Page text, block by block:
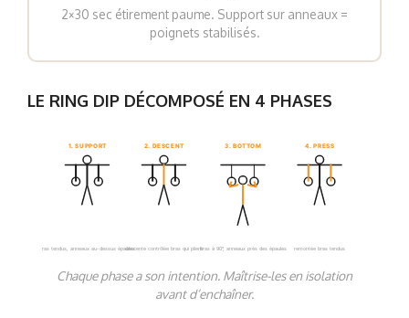
2×30 sec étirement paume. Support sur anneaux =
poignets stabilisés.
LE RING DIP DÉCOMPOSÉ EN 4 PHASES
1. SUPPORT
bras tendus, anneaux au-dessus épaules
2. DESCENT
descente contrôlée bras qui plient
3. BOTTOM
bras à 90°, anneaux près des épaules
4. PRESS
remontée bras tendus
Chaque phase a son intention. Maîtrise-les en isolation
avant d’enchaîner.